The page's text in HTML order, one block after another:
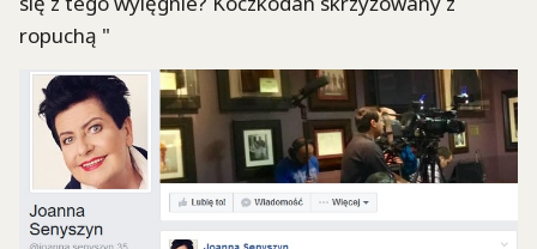
ropuchą "